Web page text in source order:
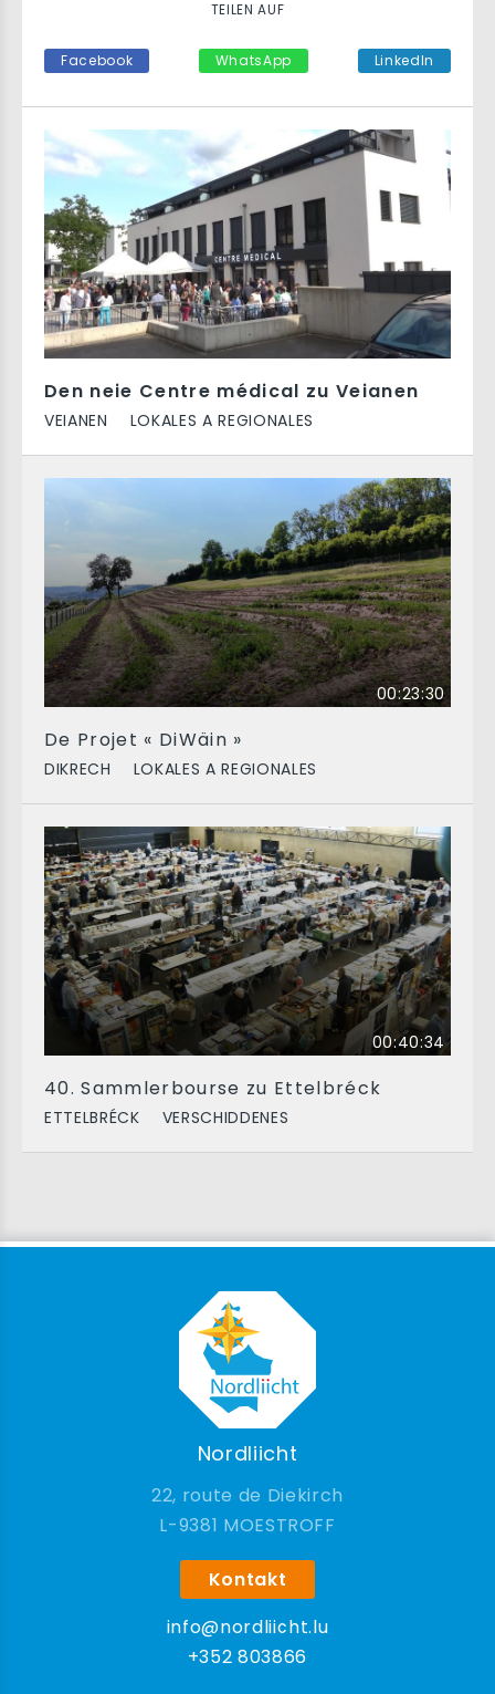
Den neie Centre médical zu Veianen
VEIANEN LOKALES A REGIONALES
00:23:30
De Projet « DiWäin »
DIKRECH LOKALES A REGIONALES
00:40:34
40. Sammlerbourse zu Ettelbréck
ETTELBRÉCK VERSCHIDDENES
TEILEN AUF
Facebook WhatsApp LinkedIn
Nordliicht
22, route de Diekirch
9381 MOESTROFF
Kontakt
info@nordliicht.lu
+352 803866